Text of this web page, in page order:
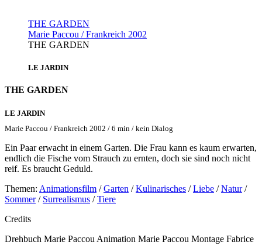
THE GARDEN
Marie Paccou / Frankreich 2002
THE GARDEN
LE JARDIN
THE GARDEN
LE JARDIN
Marie Paccou / Frankreich 2002 / 6 min / kein Dialog
Ein Paar erwacht in einem Garten. Die Frau kann es kaum erwarten,
endlich die Fische vom Strauch zu ernten, doch sie sind noch nicht
reif. Es braucht Geduld.
Themen: Animationsfilm /Garten /Kulinarisches /Liebe /Natur/
Sommer/ Surrealismus /Tiere
Credits
Drehbuch Marie Paccou Animation Marie Paccou Montage Fabrice